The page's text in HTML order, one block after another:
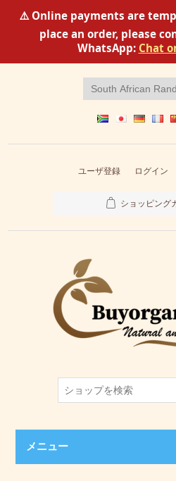
⚠️ Online payments are
place an order, please
WhatsApp: Chat
ユーザ登録 ログイン
ショッピング
メニュー